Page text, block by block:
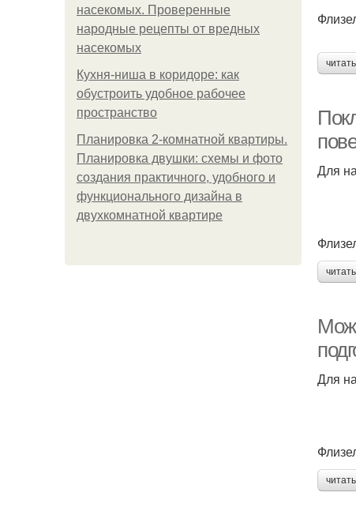
насекомых. Проверенные
народные рецепты от вредных
насекомых
Кухня-ниша в коридоре: как
обустроить удобное рабочее
пространство
Планировка 2-комнатной квартиры.
Планировка двушки: схемы и фото
создания практичного, удобного и
функционального дизайна в
двухкомнатной квартире
Для
Для